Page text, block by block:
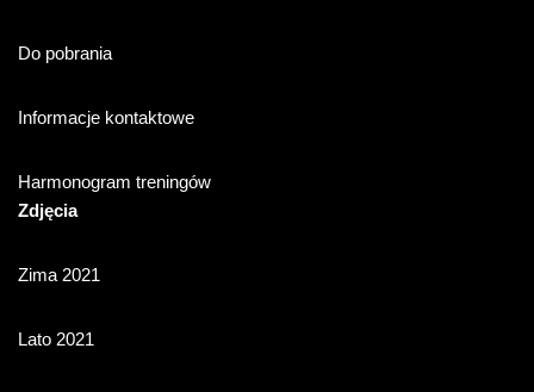
Do pobrania
Informacje kontaktowe
Harmonogram treningów
Zdjęcia
Zima 2021
Lato 2021